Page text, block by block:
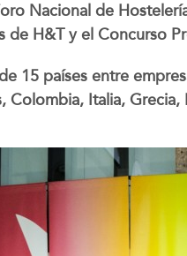
Nacional de
de H&T y el Concurso
15 países entre
Colombia, Italia,